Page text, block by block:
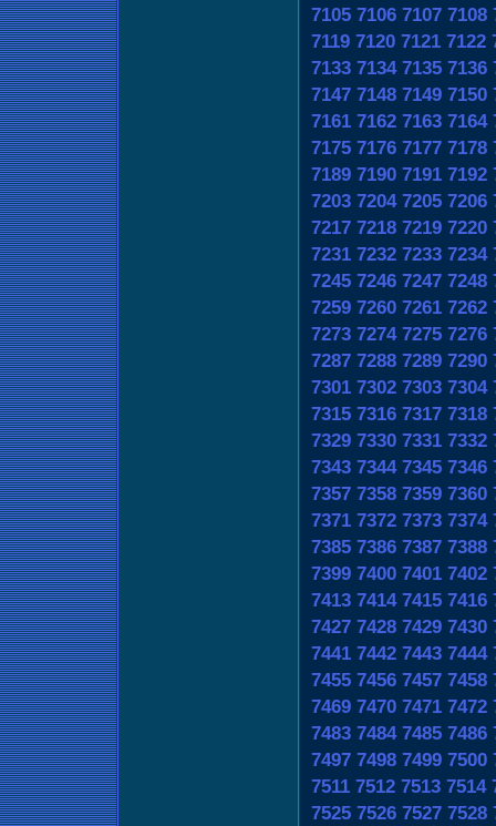
7105 7106 7107 7108
7119 7120 7121 7122
7133 7134 7135 7136
7147 7148 7149 7150
7161 7162 7163 7164
7175 7176 7177 7178
7189 7190 7191 7192
7203 7204 7205 7206
7217 7218 7219 7220
7231 7232 7233 7234
7245 7246 7247 7248
7259 7260 7261 7262
7273 7274 7275 7276
7287 7288 7289 7290
7301 7302 7303 7304
7315 7316 7317 7318
7329 7330 7331 7332
7343 7344 7345 7346
7357 7358 7359 7360
7371 7372 7373 7374
7385 7386 7387 7388
7399 7400 7401 7402
7413 7414 7415 7416
7427 7428 7429 7430
7441 7442 7443 7444
7455 7456 7457 7458
7469 7470 7471 7472
7483 7484 7485 7486
7497 7498 7499 7500
7511 7512 7513 7514
7525 7526 7527 7528